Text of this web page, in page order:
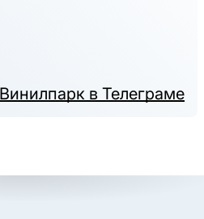
Винилпарк в Телеграме